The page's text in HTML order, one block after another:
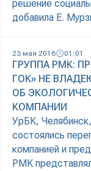
решение
добавила Е.
23 мая 2016 01:01
ГРУППА РМК:
ГОК» НЕ
ОБ
КОМПАНИИ
УрБК,
состоялись
компанией и
РМК